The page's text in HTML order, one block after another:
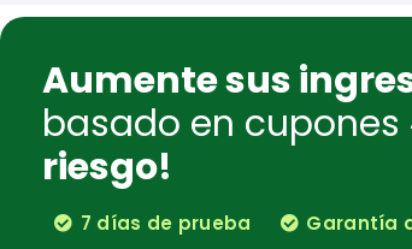
Aumente sus
basado en cupones
riesgo!
7 días de prueba Garantía